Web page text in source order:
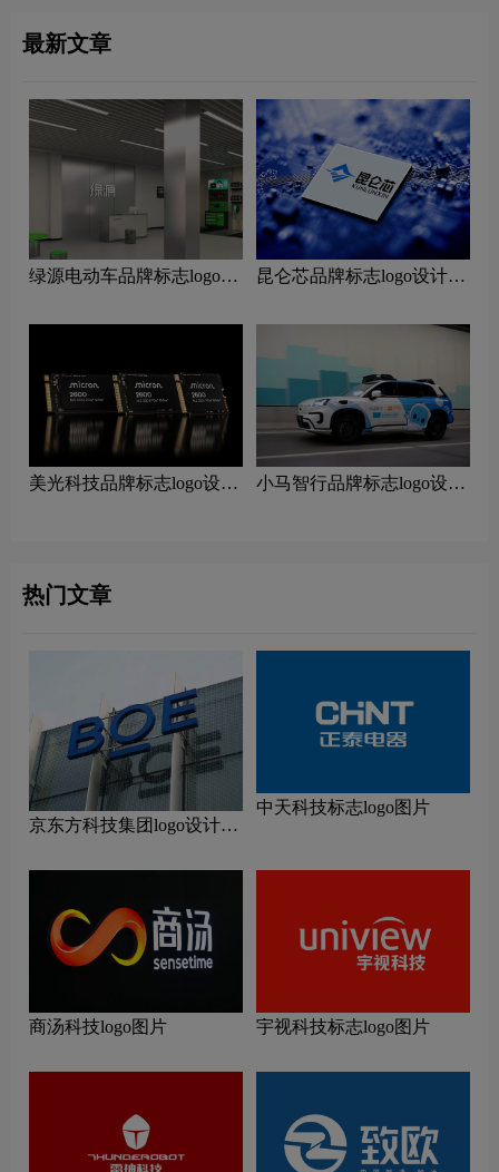
最新文章
绿源电动车品牌标志logo设
念
昆仑芯品牌标志logo设计含
美光科技品牌标志logo设计
小马智行品牌标志logo设计
热门文章
京东方科技集团logo设计含
中天科技标志logo图片
商汤科技logo图片 宇视科技标志logo图片